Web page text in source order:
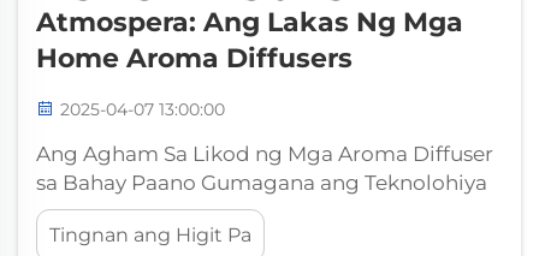
Atmospera: Ang Lakas Ng Mga
Home Aroma Diffusers
2025-04-07 13:00:00
Ang Agham Sa Likod ng Mga Aroma Diffuser
sa Bahay Paano Gumagana ang Teknolohiya
ng Diffusion Ang mga aroma diffuser sa
bahay ay gumagawa ng kanilang mahika sa
Tingnan ang Higit Pa